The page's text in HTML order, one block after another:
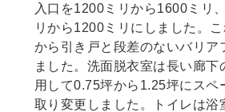
入口を1200ミリから1600ミリ
リから1200ミリにしました。
から引き戸と段差のないバリア
ました。洗面脱衣室は長い廊下
用して0.75坪から1.25坪にスペ
取り変更しました。トイレは浴